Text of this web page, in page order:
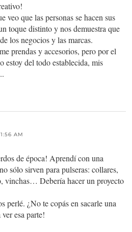
veo que las personas se hacen sus
toque distinto y nos demuestra que
los negocios y las marcas.
prendas y accesorios, pero por el
estoy del todo establecida, mis
AM
de época! Aprendí con una
sólo sirven para pulseras: collares,
vinchas… Debería hacer un proyecto
perlé. ¿No te copás en sacarle una
esa parte!